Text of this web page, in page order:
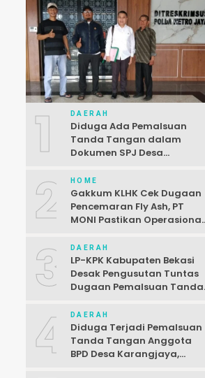
1 DAERAH
Diduga Ada Pemalsuan
Tanda Tangan dalam
Dokumen SPJ Desa
Dilaporkan ke Polda Metro
Jaya
2 HOME
Gakkum KLHK Cek Dugaan
Pencemaran Fly Ash, PT
MONI Pastikan Operasional
3 DAERAH
LP-KPK Kabupaten Bekasi
Desak Pengusutan Tuntas
Dugaan Pemalsuan Tanda
Karangjaya
4 DAERAH
Diduga Terjadi Pemalsuan
Tanda Tangan Anggota
BPD Desa Karangjaya,